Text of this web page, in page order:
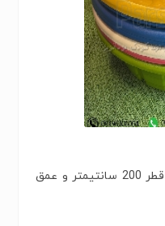
استخر آب بازی کودک گرد ابعاد: قطر 200 سانتیمتر و عمق